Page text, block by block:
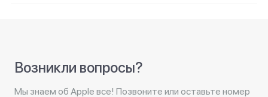
Возникли вопросы?
Мы знаем об Apple все! Позвоните или оставьте номер